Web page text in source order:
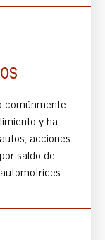
comúnmente
y ha
acciones
saldo de